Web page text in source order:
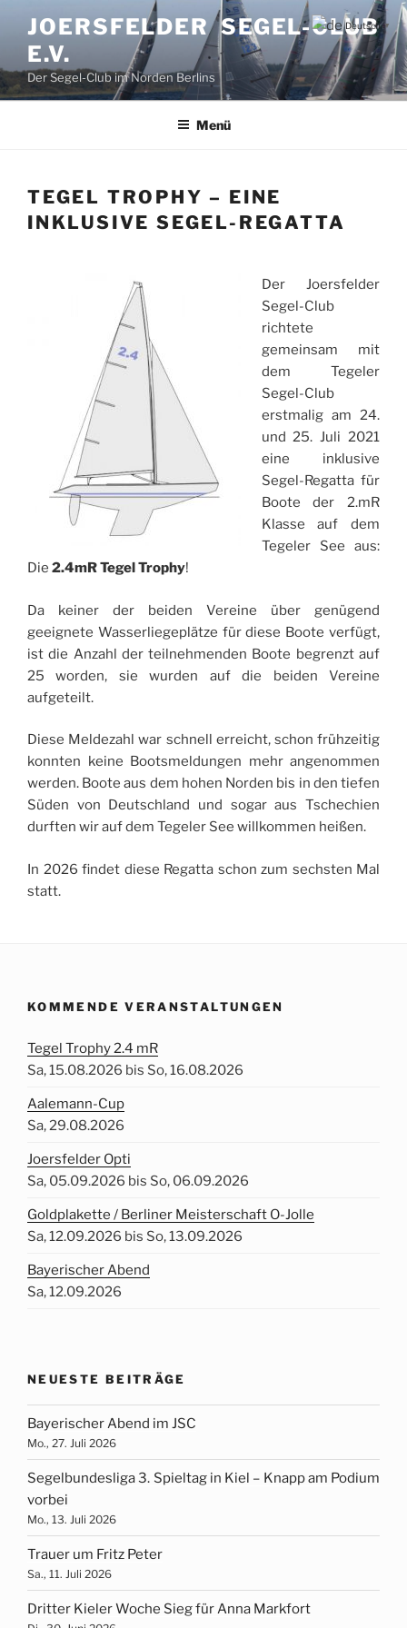
Inhalt
springen
JOERSFELDER SEGEL-CLUB
E.V.
Der Segel-Club im Norden Berlins
Menü
TEGEL TROPHY – EINE
INKLUSIVE SEGEL-REGATTA
Der Joersfelder
Segel-Club
richtete
gemeinsam mit
dem Tegeler
Segel-Club
erstmalig am 24.
und 25. Juli 2021
eine inklusive
Segel-Regatta für
Boote der 2.mR
Klasse auf dem
Tegeler See aus:
Die 2.4mR Tegel Trophy!
Da keiner der beiden Vereine über genügend
geeignete Wasserliegeplätze für diese Boote verfügt,
ist die Anzahl der teilnehmenden Boote begrenzt auf
25 worden, sie wurden auf die beiden Vereine
aufgeteilt.
Diese Meldezahl war schnell erreicht, schon frühzeitig
konnten keine Bootsmeldungen mehr angenommen
werden. Boote aus dem hohen Norden bis in den tiefen
Süden von Deutschland und sogar aus Tschechien
durften wir auf dem Tegeler See willkommen heißen.
In 2026 findet diese Regatta schon zum sechsten Mal
statt.
KOMMENDE VERANSTALTUNGEN
Tegel Trophy 2.4 mR
Sa, 15.08.2026 bis So, 16.08.2026
Aalemann-Cup
Sa, 29.08.2026
Joersfelder Opti
Sa, 05.09.2026 bis So, 06.09.2026
Goldplakette / Berliner Meisterschaft O-Jolle
Sa, 12.09.2026 bis So, 13.09.2026
Bayerischer Abend
Sa, 12.09.2026
NEUESTE BEITRÄGE
Bayerischer Abend im JSC
Mo., 27. Juli 2026
Segelbundesliga 3. Spieltag in Kiel – Knapp am Podium
vorbei
Mo., 13. Juli 2026
Trauer um Fritz Peter
Sa., 11. Juli 2026
Dritter Kieler Woche Sieg für Anna Markfort
Deutsch ▼